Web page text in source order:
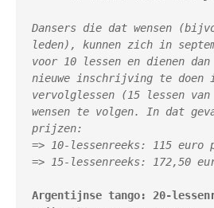
Dansers die dat wensen
leden), kunnen zich in
voor 10 lessen en dienen
nieuwe inschrijving te
vervolglessen (15 lessen
wensen te volgen. In dat
prijzen:
=> 10-lessenreeks: 115 euro
=> 15-lessenreeks: 172,50
Argentijnse tango: 20-